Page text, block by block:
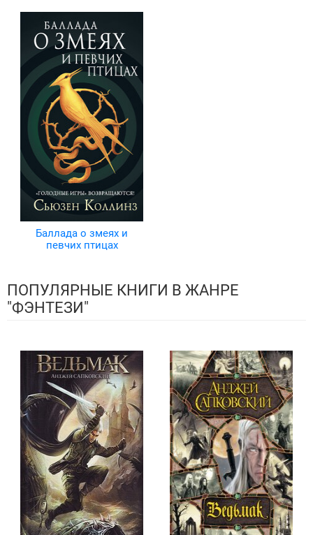
Баллада о змеях и
певчих птицах
ПОПУЛЯРНЫЕ КНИГИ В ЖАНРЕ
"ФЭНТЕЗИ"